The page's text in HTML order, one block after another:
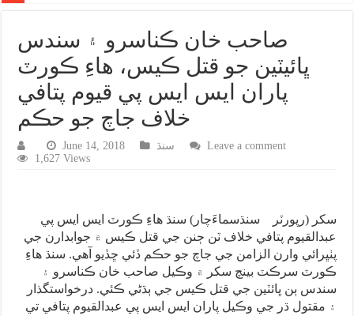
صاحب خان ڪناسرو ۽ سندس
ڀائيٽين جو قتل ڪيس، هاءِ ڪورٽ
پاران ايس ايس پي قيوم پتافي
خلاف جاچ جو حڪم
June 14, 2018 سنڌ
Leave a comment
1,627 Views
سکر (رپورٽر سنڌسماءَچار) سنڌ هاءِ ڪورٽ ايس ايس پي
عبدالقيوم پتافي خلاف ٽن ڄنن جي قتل ڪيس ۾ جوابدارن جي
پٺڀرائي وارن الزامن جي جاچ جو حڪم ڏئي ڇڏيو آهي. سنڌ هاءِ
ڪورٽ سرڪٽ بينچ سکر ۾ وڪيل صاحب خان ڪناسرو ۽
سندس ٻن ڀائٽين جي قتل ڪيس جي ٻڌڻي ڪئي. درخواستگذار
۽ مقتول ڌر جي وڪيل پاران ايس ايس پي عبدالقيوم پتافي تي